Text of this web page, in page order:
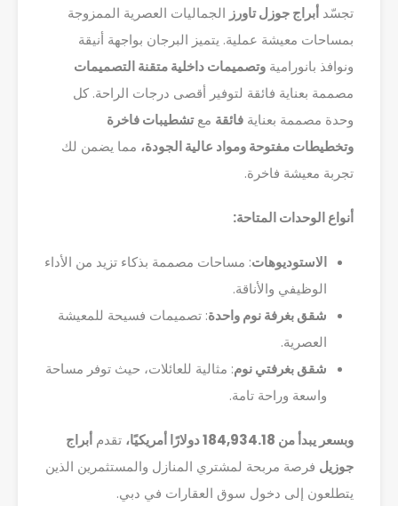
تجسّد أبراج جوزل تاورز الجماليات العصرية الممزوجة
بمساحات معيشة عملية. يتميز البرجان بواجهة أنيقة
ونوافذ بانورامية وتصميمات داخلية متقنة التصميمات
مصممة بعناية فائقة لتوفير أقصى درجات الراحة. كل
وحدة مصممة بعناية فائقة معتشطيبات فاخرة
وتخطيطات مفتوحة ومواد عالية الجودة، مما يضمن لك
تجربة معيشة فاخرة.
أنواع الوحدات المتاحة:
الاستوديوهات: مساحات مصممة بذكاء تزيد من الأداء
الوظيفي والأناقة.
شقق بغرفة نوم واحدة: تصميمات فسيحة للمعيشة
العصرية.
شقق بغرفتي نوم: مثالية للعائلات، حيث توفر مساحة
واسعة وراحة تامة.
وبسعر يبدأ من 184,934.18 دولارًا أمريكيًا، تقدم أبراج
جوزيل فرصة مربحة لمشتري المنازل والمستثمرين الذين
يتطلعون إلى دخول سوق العقارات في دبي.